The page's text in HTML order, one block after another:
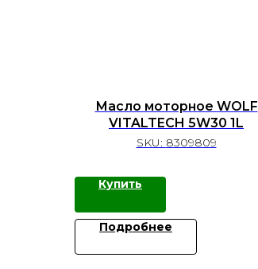
Масло моторное WOLF
VITALTECH 5W30 1L
SKU: 8309809
Купить
Подробнее